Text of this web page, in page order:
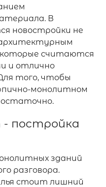
В
новостройки не
которые считаются
и отлично
того, чтобы
монолитном
постройка
зданий
разговора.
стоит лишний